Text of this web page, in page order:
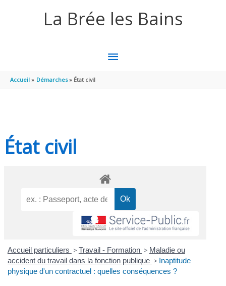
La Brée les Bains
MENU
Accueil Démarches État civil
État civil
Accueil particuliers > Travail - Formation > Maladie ou
accident du travail dans la fonction publique > Inaptitude
physique d'un contractuel : quelles conséquences ?